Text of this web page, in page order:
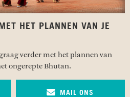
HET PLANNEN VAN JE
verder met het plannen van
ongerepte Bhutan.
MAIL ONS